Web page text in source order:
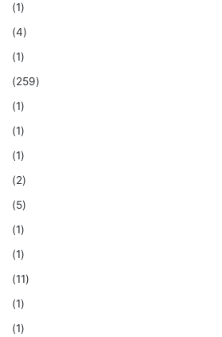
(1)
(4)
(1)
(259)
(1)
(1)
(1)
(2)
(5)
(1)
(1)
(11)
(1)
(1)